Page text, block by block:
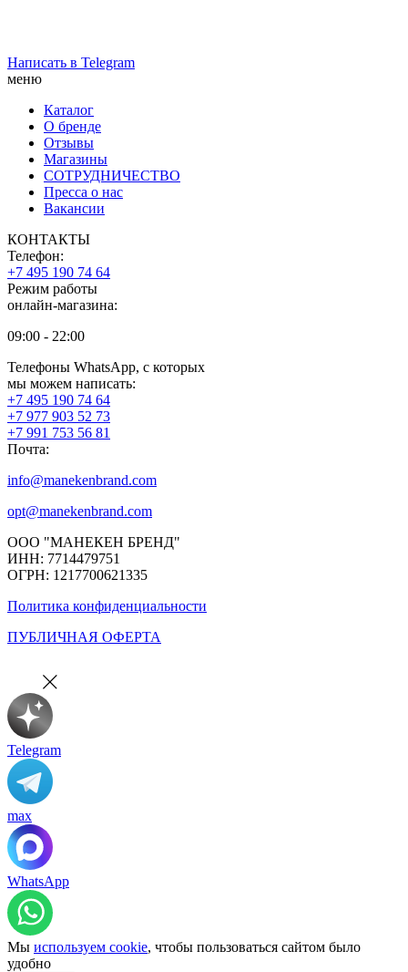
Написать в Telegram
меню
Каталог
О бренде
Отзывы
Магазины
СОТРУДНИЧЕСТВО
Пресса о нас
Вакансии
КОНТАКТЫ
Телефон:
+7 495 190 74 64
Режим работы
онлайн-магазина:
09:00 - 22:00
Телефоны WhatsApp, с которых
мы можем написать:
+7 495 190 74 64
+7 977 903 52 73
+7 991 753 56 81
Почта:
info@manekenbrand.com
opt@manekenbrand.com
ООО "МАНЕКЕН БРЕНД"
ИНН: 7714479751
ОГРН: 1217700621335
Политика конфиденциальности
ПУБЛИЧНАЯ ОФЕРТА
Telegram
max
WhatsApp
Мы используем cookie, чтобы пользоваться сайтом было
удобно